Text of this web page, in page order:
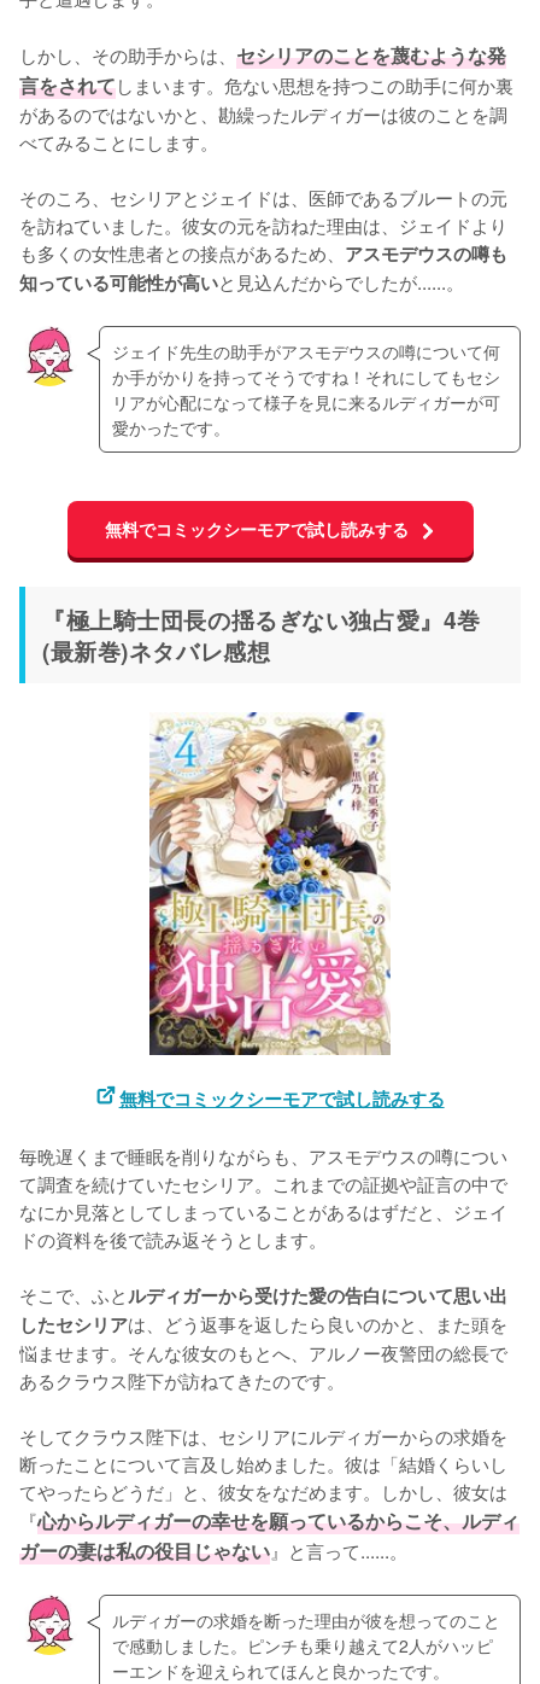
しかし、その助手からは、 セシリアのことを蔑むような発
言をされてしまいます。危ない思想を持つこの助手に何か裏
があるのではないかと、勘繰ったルディガーは彼のことを調
べてみることにします。
そのころ、セシリアとジェイドは、医師であるブルートの元
を訪ねていました。彼女の元を訪ねた理由は、ジェイドより
も多くの女性患者との接点があるため、 アスモデウスの噂も
知っている可能性が高いと見込んだからでしたが......。
ジェイド先生の助手がアスモデウスの噂について何
か手がかりを持ってそうですね！それにしてもセシ
リアが心配になって様子を見に来るルディガーが可
愛かったです。
無料でコミックシーモアで試し読みする
『極上騎士団長の揺るぎない独占愛』4巻
(最新巻)ネタバレ感想
無料でコミックシーモアで試し読みする
毎晩遅くまで睡眠を削りながらも、アスモデウスの噂につい
て調査を続けていたセシリア。これまでの証拠や証言の中で
なにか見落としてしまっていることがあるはずだと、ジェイ
ドの資料を後で読み返そうとします。
そこで、ふとルディガーから受けた愛の告白について思い出
したセシリアは、どう返事を返したら良いのかと、また頭を
悩ませます。そんな彼女のもとへ、アルノー夜警団の総長で
あるクラウス陛下が訪ねてきたのです。
そしてクラウス陛下は、セシリアにルディガーからの求婚を
断ったことについて言及し始めました。彼は「結婚くらいし
てやったらどうだ」と、彼女をなだめます。しかし、彼女は
『心からルディガーの幸せを願っているからこそ、ルディ
ガーの妻は私の役目じゃない』と言って......。
ルディガーの求婚を断った理由が彼を想ってのこと
で感動しました。ピンチも乗り越えて2人がハッピ
ーエンドを迎えられてほんと良かったです。